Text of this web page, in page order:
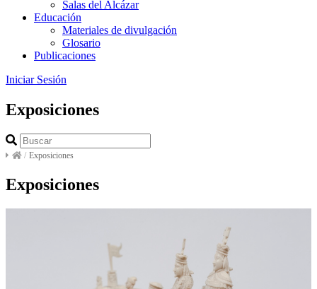
Salas del Alcázar
Educación
Materiales de divulgación
Glosario
Publicaciones
Iniciar Sesión
Exposiciones
/ Exposiciones
Exposiciones